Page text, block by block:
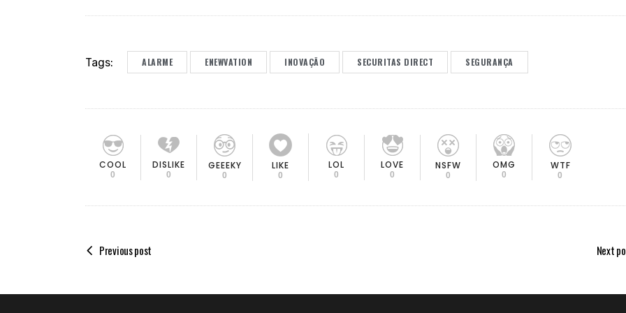
Tags: ALARME ENEWVATION INOVAÇÃO SECURITAS DIRECT SEGURANÇA
COOL
0
DISLIKE
0
GEEEKY
0
LIKE
0
LOL
0
LOVE
0
NSFW
0
OMG
0
WTF
0
Previous post Next